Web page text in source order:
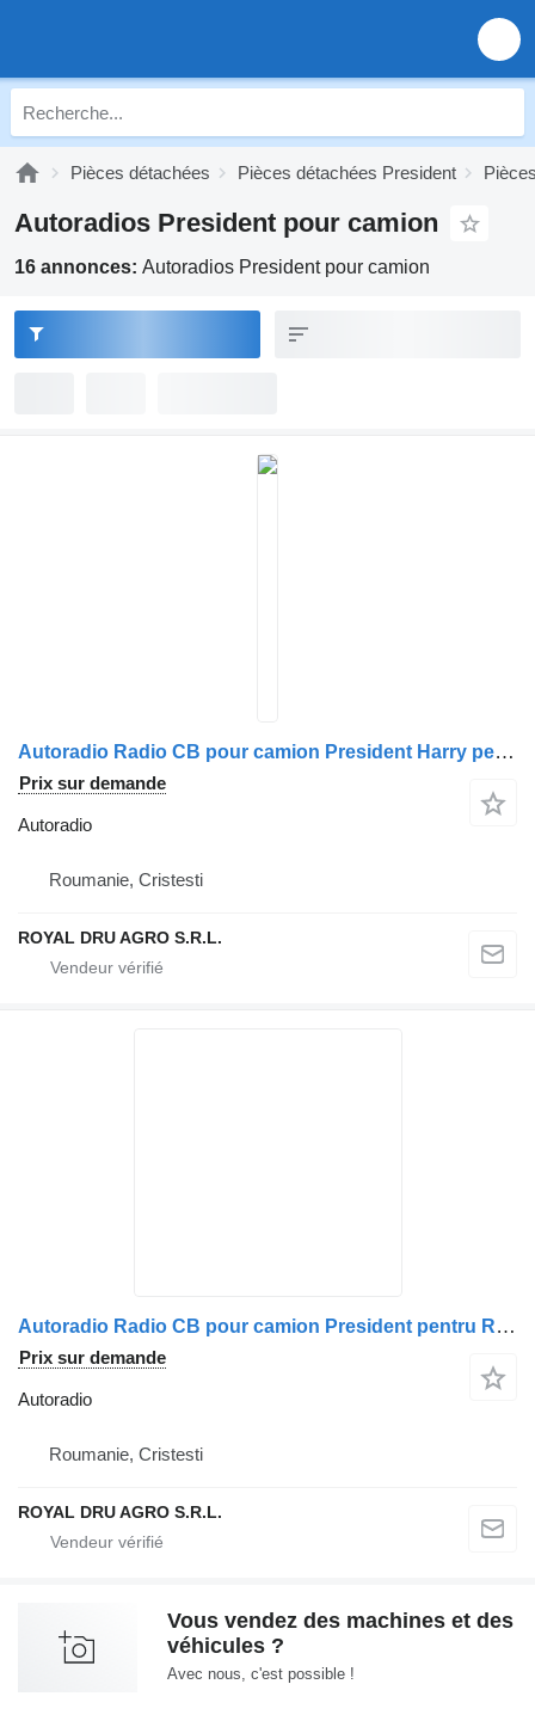
Pièces détachées Pièces détachées President
Autoradios President pour camion
16 annonces: Autoradios President pour camion
Autoradio Radio CB pour camion President Harry pentru Scania 77700620-11
Prix sur demande
Autoradio
Roumanie, Cristesti
ROYAL DRU AGRO S.R.L.
Autoradio Radio CB pour camion President pentru Renault, Model Taranis
Prix sur demande
Autoradio
Roumanie, Cristesti
ROYAL DRU AGRO S.R.L.
Vous vendez des machines et des
véhicules ?
Avec nous, c'est possible !